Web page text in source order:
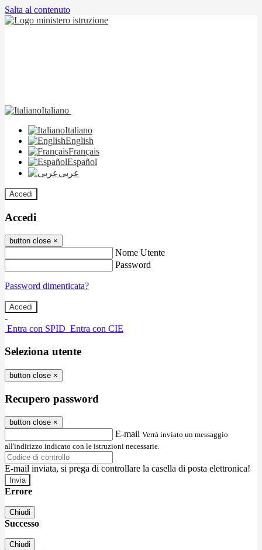
Salta al contenuto
Italiano
Italiano
English
Français
Español
عربى
Accedi
Accedi
button close ×
Nome Utente
Password
Password dimenticata?
-
Entra con SPID Entra con CIE
Seleziona utente
button close ×
Recupero password
button close ×
E-mail Verrà inviato un messaggio
all'indirizzo indicato con le istruzioni necessarie.
E-mail inviata, si prega di controllare la casella di posta elettronica!
Errore
Chiudi
Successo
Chiudi